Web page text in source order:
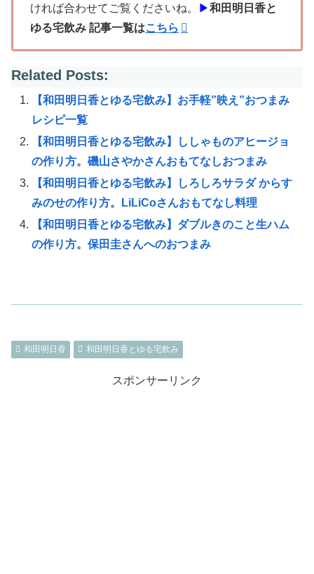
ければ合わせてご覧くださいね。
▶和田明日香と
ゆる宅飲み 記事一覧はこちら
Related Posts:
【和田明日香とゆる宅飲み】お手軽”映え”おつまみ
レシピ一覧
【和田明日香とゆる宅飲み】ししゃものアヒージョ
の作り方。磯山さやかさんおもてなしおつまみ
【和田明日香とゆる宅飲み】しろしろサラダ からす
みのせの作り方。LiLiCoさんおもてなし料理
【和田明日香とゆる宅飲み】ダブルきのこと生ハム
の作り方。保田圭さんへのおつまみ
和田明日香 和田明日香とゆる宅飲み
スポンサーリンク